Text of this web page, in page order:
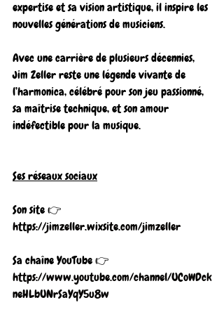
expertise et sa vision artistique, il inspire les
nouvelles générations de musiciens.
Avec une carrière de plusieurs décennies,
Jim Zeller reste une légende vivante de
l’harmonica, célébré pour son jeu passionné,
sa maîtrise technique, et son amour
indéfectible pour la musique.
Ses réseaux sociaux
Son site 👉
https://jimzeller.wixsite.com/jimzeller
Sa chaîne YouTube 👉
https://www.youtube.com/channel/UCoWDck
neHLbUNrSaYqY5u8w